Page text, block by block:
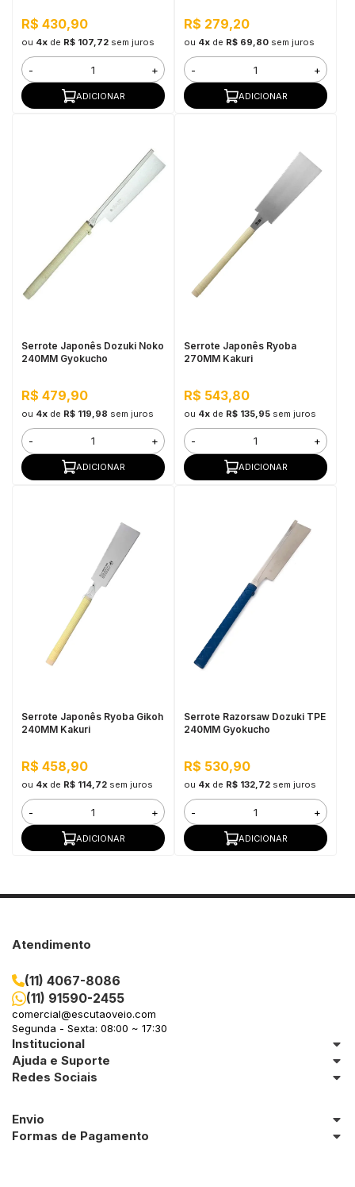
R$ 430,90
ou 4xde R$ 107,72 sem juros
- +
ADICIONAR
R$ 279,20
ou 4xde R$ 69,80 sem juros
- +
ADICIONAR
Serrote Japonês Dozuki Noko
240MM Gyokucho
R$ 479,90
ou 4xde R$ 119,98 sem juros
- +
ADICIONAR
Serrote Japonês Ryoba
270MM Kakuri
R$ 543,80
ou 4xde R$ 135,95 sem juros
- +
ADICIONAR
Serrote Japonês Ryoba Gikoh
240MM Kakuri
R$ 458,90
ou 4xde R$ 114,72 sem juros
- +
ADICIONAR
Serrote Razorsaw Dozuki TPE
240MM Gyokucho
R$ 530,90
ou 4xde R$ 132,72 sem juros
- +
ADICIONAR
Atendimento
(11) 4067-8086
(11) 91590-2455
comercial@escutaoveio.com
Segunda - Sexta: 08:00 ~ 17:30
Institucional
Ajuda e Suporte
Redes Sociais
Envio
Formas de Pagamento